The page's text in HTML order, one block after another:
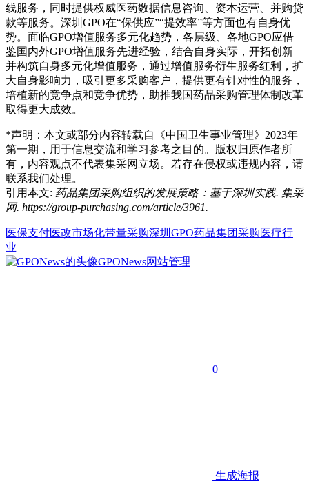
线服务，同时提供权威医药数据信息咨询、资本运营、并购贷
款等服务。深圳GPO在“保供应”“提效率”等方面也有自身优
势。面临GPO增值服务多元化趋势，各层级、各地GPO应借
鉴国内外GPO增值服务先进经验，结合自身实际，开拓创新
并构筑自身多元化增值服务，通过增值服务衍生服务红利，扩
大自身影响力，吸引更多采购客户，提供更有针对性的服务，
培植新的竞争点和竞争优势，助推我国药品采购管理体制改革
取得更大成效。
*声明：本文或部分内容转载自
《中国卫生事业管理》2023年
第一期 ，用于信息交流和学习参考之目的。版权归原作者所
有，内容观点不代表集采网 立场。若存在侵权或违规内容，请
联系我们处理。
引用本文: 药品集团采购组织的发展策略：基于深圳实践. 集采
网. https://group-purchasing.com/article/3961.
医保支付医改市场化带量采购深圳GPO药品集团采购医疗行
业
GPONews网站管理
0
生成海报